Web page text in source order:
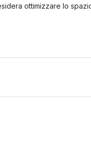
ottimizzare lo